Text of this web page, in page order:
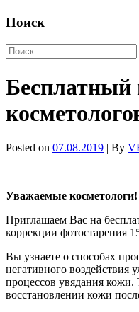
Поиск
Бесплатный
Posted on 07.08.2019 | By
Уважаемые косметологи!
Приглашаем Вас на
коррекции фотостарения
Вы узнаете о способах
негативного воздействия
процессов увядания
восстановлении кожи